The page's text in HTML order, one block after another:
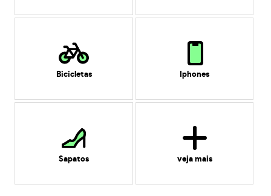
Bicicletas Iphones
Sapatos veja mais